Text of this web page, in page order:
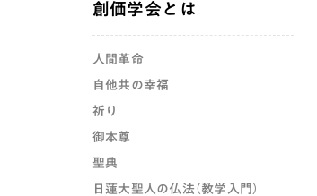
創価学会とは
人間革命
自他共の幸福
祈り
御本尊
聖典
日蓮大聖人の仏法（教学入門）